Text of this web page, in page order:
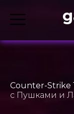
Counter-Strike
с Пушками и